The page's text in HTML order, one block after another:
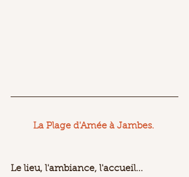
La Plage d'Amée à Jambes.
Le lieu, l'ambiance, l'accueil...